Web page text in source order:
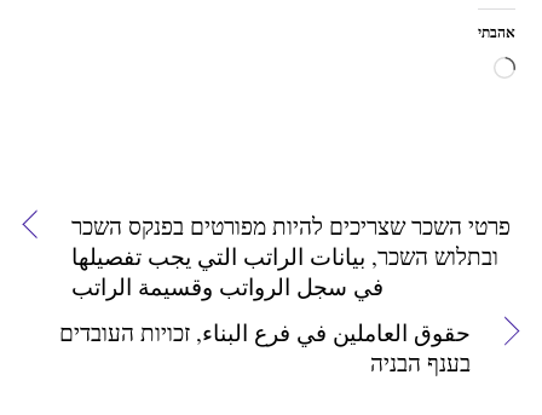
אהבתי
טוען...
פרטי השכר שצריכים להיות מפורטים בפנקס השכר
ובתלוש השכר, بيانات الراتب التي يجب تفصيلها
في سجل الرواتب وقسيمة الراتب
حقوق العاملين في فرع البناء, זכויות העובדים
בענף הבניה